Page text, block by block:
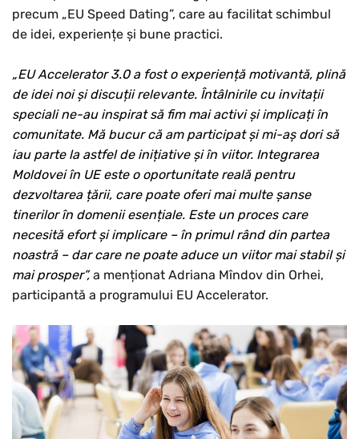
precum „EU Speed Dating”, care au facilitat schimbul
de idei, experiențe și bune practici.
„EU Accelerator 3.0 a fost o experiență motivantă, plină
de idei noi și discuții relevante. Întâlnirile cu invitații
speciali ne-au inspirat să fim mai activi și implicați în
comunitate. Mă bucur că am participat și mi-aș dori să
iau parte la astfel de inițiative și în viitor. Integrarea
Moldovei în UE este o oportunitate reală pentru
dezvoltarea țării, care poate oferi mai multe șanse
tinerilor în domenii esențiale. Este un proces care
necesită efort și implicare – în primul rând din partea
noastră – dar care ne poate aduce un viitor mai stabil și
mai prosper”,a menționat Adriana Mîndov din Orhei,
participantă a programului EU Accelerator.